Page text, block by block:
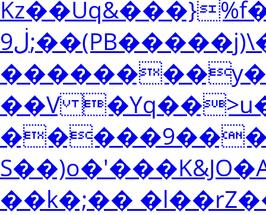
ڶ9;��(PB�����j)\�����E�`��*=�&˴��o���*���Go��/y��N���w���� _��������ދ9�dhZ����=��W|
��V
��k�;�� �l��